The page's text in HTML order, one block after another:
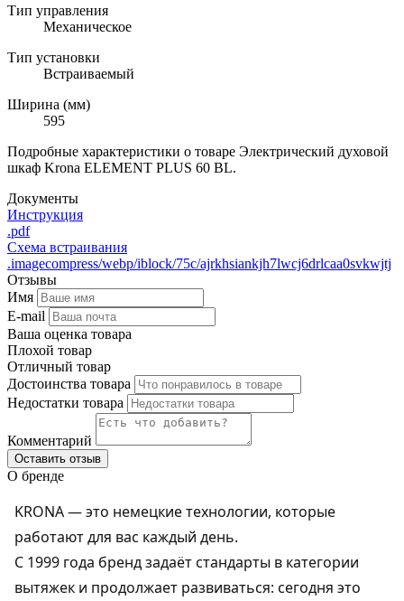
Тип управления
Механическое
Тип установки
Встраиваемый
Ширина (мм)
595
Подробные характеристики о товаре Электрический духовой
шкаф Krona ELEMENT PLUS 60 BL.
Документы
Инструкция
.pdf
Схема встраивания
.imagecompress/webp/iblock/75c/ajrkhsiankjh7lwcj6drlcaa0svkwjtj
Отзывы
Имя
E-mail
Ваша оценка товара
Плохой товар
Отличный товар
Достоинства товара
Недостатки товара
Комментарий
Оставить отзыв
О бренде
KRONA — это немецкие технологии, которые
работают для вас каждый день.
С 1999 года бренд задаёт стандарты в категории
вытяжек и продолжает развиваться: сегодня это